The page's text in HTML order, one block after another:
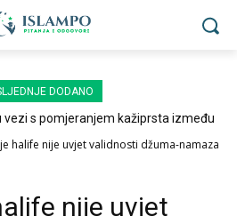
DODANO
vezi s pomjeranjem kažiprsta između
halife nije uvjet validnosti džuma-namaza
nije uvjet